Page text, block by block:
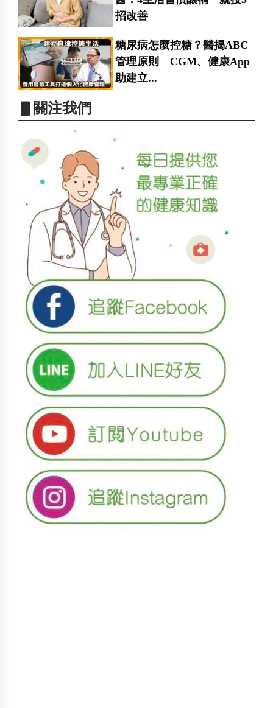
招改善
糖尿病怎麼控糖？醫揭ABC
管理原則 CGM、健康App
助建立...
▋關注我們